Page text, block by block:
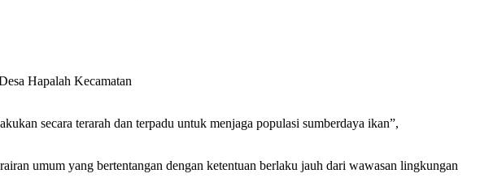
Hapalah Kecamatan
secara terarah dan terpadu untuk menjaga populasi sumberdaya ikan”,
umum yang bertentangan dengan ketentuan berlaku jauh dari wawasan lingkungan